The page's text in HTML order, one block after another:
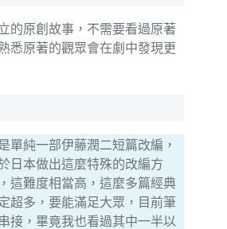
的原創故事，不需要看過原著
悉原著的觀眾會在劇中發現更
單純一部伊藤潤二短篇改編，
日本做出這麼特殊的改編方
這難度相當高，這麼多篇經典
超多，要能滿足大眾，目前筆
接，畢竟我也看過其中一半以